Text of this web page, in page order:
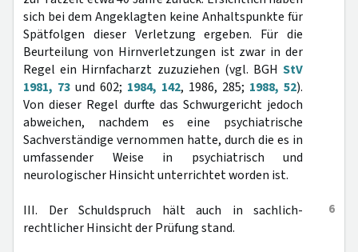
sich bei dem Angeklagten keine Anhaltspunkte für
Spätfolgen dieser Verletzung ergeben. Für die
Beurteilung von Hirnverletzungen ist zwar in der
Regel ein Hirnfacharzt zuzuziehen (vgl. BGH StV
1981, 73 und 602; 1984, 142, 1986, 285; 1988, 52).
Von dieser Regel durfte das Schwurgericht jedoch
abweichen, nachdem es eine psychiatrische
Sachverständige vernommen hatte, durch die es in
umfassender Weise in psychiatrisch und
neurologischer Hinsicht unterrichtet worden ist.
6
III. Der Schuldspruch hält auch in sachlich-
rechtlicher Hinsicht der Prüfung stand.